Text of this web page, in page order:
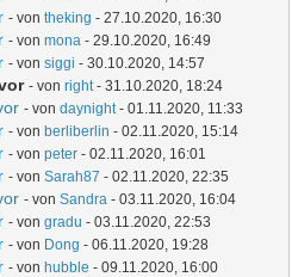
- vontheking - 27.10.2020, 16:30
- vonmona - 29.10.2020, 16:49
- vonsiggi - 30.10.2020, 14:57
- vonright- 31.10.2020, 18:24
- vondaynight- 01.11.2020, 11:33
- von berliberlin - 02.11.2020, 15:14
- vonpeter - 02.11.2020, 16:01
- vonSarah87 - 02.11.2020, 22:35
- vonSandra - 03.11.2020, 16:04
- vongradu - 03.11.2020, 22:53
- von Dong - 06.11.2020, 19:28
- von hubble - 09.11.2020, 16:00